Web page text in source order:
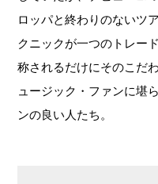
ロッパと終わりのないツ
クニックが一つのトレー
称されるだけにそのこだ
ュージック・ファンに堪
ンの良い人たち。